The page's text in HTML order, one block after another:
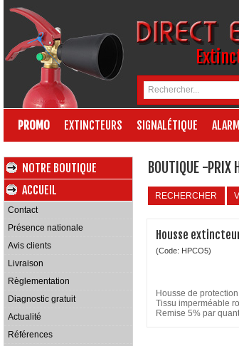
PROMO EXTINCTEURS SIGNALÉTIQUE
NOTRE BOUTIQUE
ACCUEIL
Contact
Présence nationale
Avis clients
Livraison
Règlementation
Diagnostic gratuit
Actualité
Références
BOUTIQUE -PRIX
RECHERCHER
Housse
(Code: HPCO5)
Housse de
Tissu imperméable
Remise 5% par